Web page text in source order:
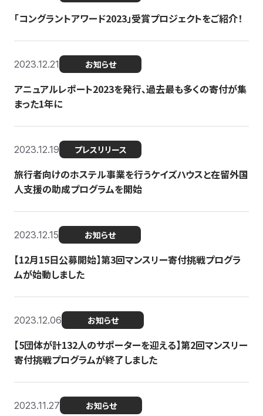
「コングラントアワード2023」受賞プロジェクトをご紹介！
2023.12.21 お知らせ
アニュアルレポート2023を発行、過去最も多くの寄付が集
まった1年に
2023.12.19 プレスリリース
旅行者向けのホステル事業を行うケイズハウスと在留外国
人支援の助成プログラムを開始
2023.12.15 お知らせ
【12月15日公募開始】第3回マンスリー寄付挑戦プログラ
ムが始動しました
2023.12.06 お知らせ
【5団体が計132人のサポーターを迎える】第2回マンスリー
寄付挑戦プログラムが終了しました
2023.11.27 お知らせ